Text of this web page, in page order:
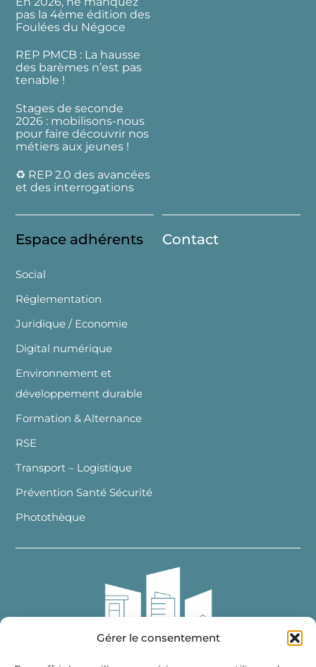
Gérer le consentement
pas la 4ème édition des
Foulées du Négoce
REP PMCB : La hausse
des barèmes n’est pas
tenable !
Stages de seconde
2026 : mobilisons-nous
pour faire découvrir nos
métiers aux jeunes !
♻️ REP 2.0 des avancées
et des interrogations
Espace adhérents
Social
Réglementation
Juridique / Economie
Digital numérique
Environnement et
développement durable
Formation & Alternance
RSE
Transport – Logistique
Prévention Santé Sécurité
Photothèque
Contact